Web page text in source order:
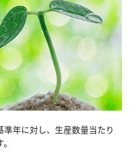
年に対し、生産数量当たり